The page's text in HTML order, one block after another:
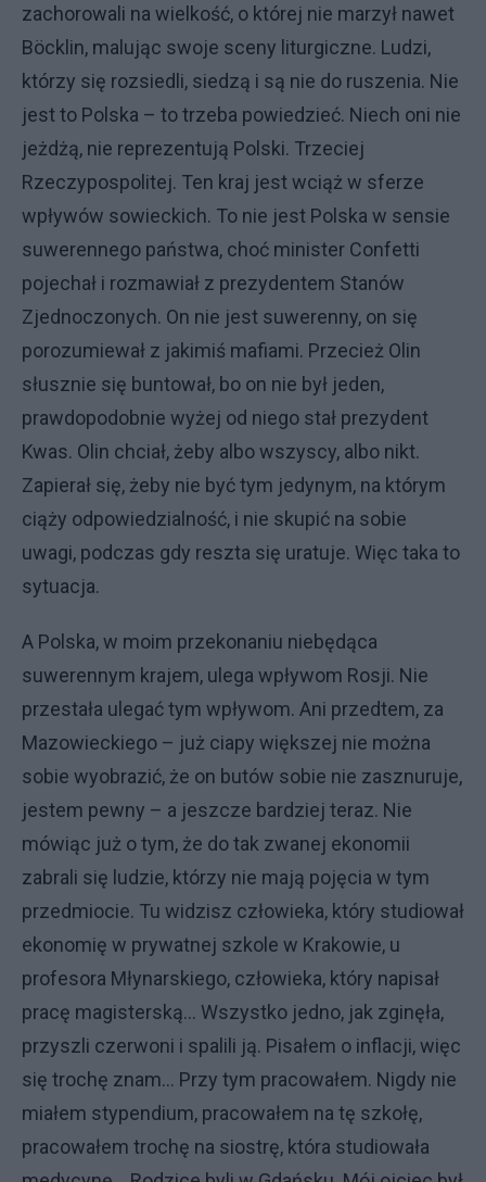
zachorowali na wielkość, o której nie marzył nawet
Böcklin, malując swoje sceny liturgiczne. Ludzi,
którzy się rozsiedli, siedzą i są nie do ruszenia. Nie
jest to Polska – to trzeba powiedzieć. Niech oni nie
jeżdżą, nie reprezentują Polski. Trzeciej
Rzeczypospolitej. Ten kraj jest wciąż w sferze
wpływów sowieckich. To nie jest Polska w sensie
suwerennego państwa, choć minister Confetti
pojechał i rozmawiał z prezydentem Stanów
Zjednoczonych. On nie jest suwerenny, on się
porozumiewał z jakimiś mafiami. Przecież Olin
słusznie się buntował, bo on nie był jeden,
prawdopodobnie wyżej od niego stał prezydent
Kwas. Olin chciał, żeby albo wszyscy, albo nikt.
Zapierał się, żeby nie być tym jedynym, na którym
ciąży odpowiedzialność, i nie skupić na sobie
uwagi, podczas gdy reszta się uratuje. Więc taka to
sytuacja.
A Polska, w moim przekonaniu niebędąca
suwerennym krajem, ulega wpływom Rosji. Nie
przestała ulegać tym wpływom. Ani przedtem, za
Mazowieckiego – już ciapy większej nie można
sobie wyobrazić, że on butów sobie nie zasznuruje,
jestem pewny – a jeszcze bardziej teraz. Nie
mówiąc już o tym, że do tak zwanej ekonomii
zabrali się ludzie, którzy nie mają pojęcia w tym
przedmiocie. Tu widzisz człowieka, który studiował
ekonomię w prywatnej szkole w Krakowie, u
profesora Młynarskiego, człowieka, który napisał
pracę magisterską... Wszystko jedno, jak zginęła,
przyszli czerwoni i spalili ją. Pisałem o inflacji, więc
się trochę znam... Przy tym pracowałem. Nigdy nie
miałem stypendium, pracowałem na tę szkołę,
pracowałem trochę na siostrę, która studiowała